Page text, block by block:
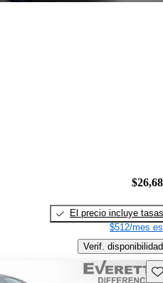
El precio incluye tasas
$512/mes
Verif. disponibilidad